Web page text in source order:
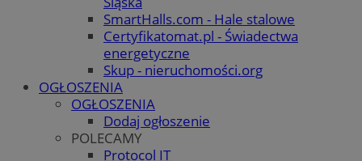
SmartHalls.com - Hale stalowe
Certyfikatomat.pl - Świadectwa
energetyczne
Skup - nieruchomości.org
OGŁOSZENIA
OGŁOSZENIA
Dodaj ogłoszenie
POLECAMY
Protocol IT